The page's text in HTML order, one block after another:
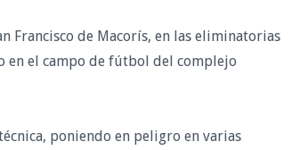
Francisco de Macorís, en las eliminatorias
en el campo de fútbol del complejo
poniendo en peligro en varias